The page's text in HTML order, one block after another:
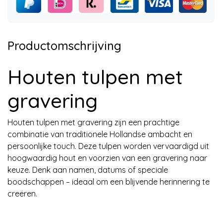
Productomschrijving
Houten tulpen met
gravering
Houten tulpen met gravering zijn een prachtige
combinatie van traditionele Hollandse ambacht en
persoonlijke touch. Deze tulpen worden vervaardigd uit
hoogwaardig hout en voorzien van een gravering naar
keuze. Denk aan namen, datums of speciale
boodschappen – ideaal om een blijvende herinnering te
creëren.